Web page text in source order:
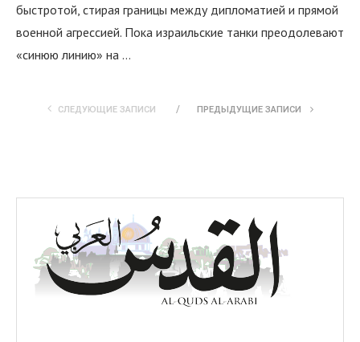
быстротой, стирая границы между дипломатией и прямой
военной агрессией. Пока израильские танки преодолевают
«синюю линию» на …
СЛЕДУЮЩИЕ ЗАПИСИ ПРЕДЫДУЩИЕ ЗАПИСИ